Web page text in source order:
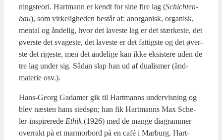
nings­te­o­ri. Hart­mann er kendt for sine fire lag (Schi­ch­ten­
bau), som vir­ke­lig­he­den består af: anor­ga­nisk, orga­nisk,
men­tal og ånde­lig, hvor det lave­ste lag er det stær­ke­ste, det
øver­ste det sva­ge­ste, det lave­ste er det fat­tig­ste og det øver­
ste det rige­ste, men det ånde­li­ge kan ikke eksi­ste­re uden de
tre lag under sig. Sådan slap han ud af dua­lis­mer (ånd-
mate­rie osv.).
Hans-Georg Gada­mer gik til Hart­manns under­vis­ning og
blev næsten hans sted­s­øn; han fik Hart­manns Max Sche­
ler-inspi­re­re­de Ethik (1926) med de man­ge dia­gram­mer
over­rakt på et mar­mor­bord på en café i Mar­burg. Hart­